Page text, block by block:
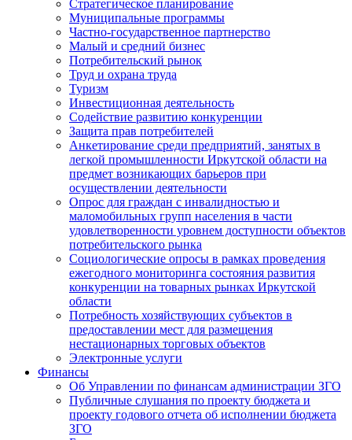
Стратегическое планирование
Муниципальные программы
Частно-государственное партнерство
Малый и средний бизнес
Потребительский рынок
Труд и охрана труда
Туризм
Инвестиционная деятельность
Содействие развитию конкуренции
Защита прав потребителей
Анкетирование среди предприятий, занятых в
легкой промышленности Иркутской области на
предмет возникающих барьеров при
осуществлении деятельности
Опрос для граждан с инвалидностью и
маломобильных групп населения в части
удовлетворенности уровнем доступности объектов
потребительского рынка
Социологические опросы в рамках проведения
ежегодного мониторинга состояния развития
конкуренции на товарных рынках Иркутской
области
Потребность хозяйствующих субъектов в
предоставлении мест для размещения
нестационарных торговых объектов
Электронные услуги
Финансы
Об Управлении по финансам администрации ЗГО
Публичные слушания по проекту бюджета и
проекту годового отчета об исполнении бюджета
ЗГО